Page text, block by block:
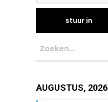
AUGUSTUS, 2026